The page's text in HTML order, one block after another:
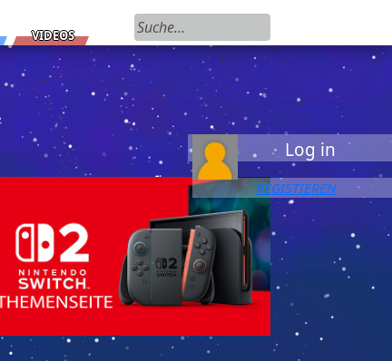
VIDEOS
Suchen nach:
Log in
REGISTIEREN